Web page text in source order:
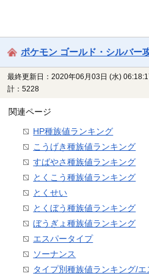
ポケモン ゴールド・シルバー
最終更新日：2020年06月03日 (水)
計：5228
関連ページ
HP種族値ランキング
こうげき種族値ランキング
すばやさ種族値ランキング
とくこう種族値ランキング
とくせい
とくぼう種族値ランキング
ぼうぎょ種族値ランキング
エスパータイプ
ソーナンス
タイプ別種族値ランキング/エ